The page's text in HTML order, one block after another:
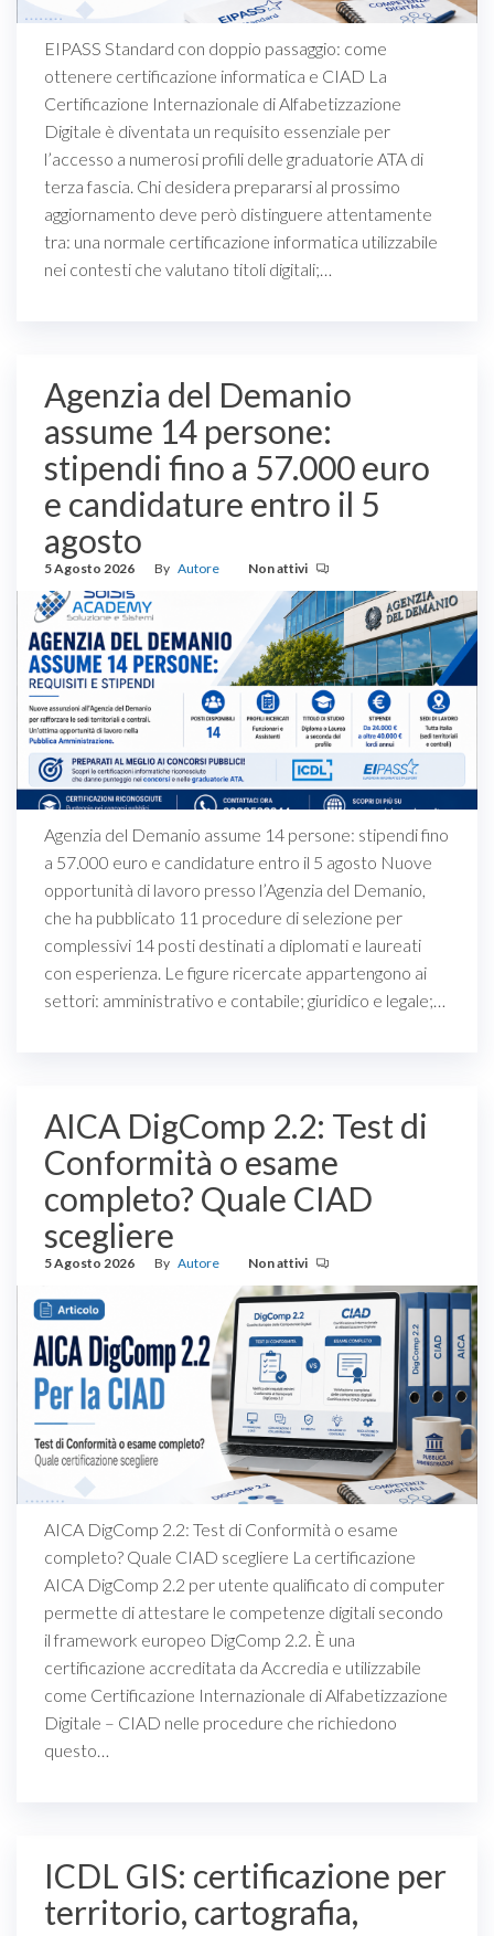
EIPASS Standard con doppio passaggio: come
ottenere certificazione informatica e CIAD La
Certificazione Internazionale di Alfabetizzazione
Digitale è diventata un requisito essenziale per
l’accesso a numerosi profili delle graduatorie ATA di
terza fascia. Chi desidera prepararsi al prossimo
aggiornamento deve però distinguere attentamente
tra: una normale certificazione informatica utilizzabile
nei contesti che valutano titoli digitali;…
Agenzia del Demanio
assume 14 persone:
stipendi fino a 57.000 euro
e candidature entro il 5
agosto
5 Agosto 2026 By Autore Non attivi
Agenzia del Demanio assume 14 persone: stipendi fino
a 57.000 euro e candidature entro il 5 agosto Nuove
opportunità di lavoro presso l’Agenzia del Demanio,
che ha pubblicato 11 procedure di selezione per
complessivi 14 posti destinati a diplomati e laureati
con esperienza. Le figure ricercate appartengono ai
settori: amministrativo e contabile; giuridico e legale;…
AICA DigComp 2.2: Test di
Conformità o esame
completo? Quale CIAD
scegliere
5 Agosto 2026 By Autore Non attivi
AICA DigComp 2.2: Test di Conformità o esame
completo? Quale CIAD scegliere La certificazione
AICA DigComp 2.2 per utente qualificato di computer
permette di attestare le competenze digitali secondo
il framework europeo DigComp 2.2. È una
certificazione accreditata da Accredia e utilizzabile
come Certificazione Internazionale di Alfabetizzazione
Digitale – CIAD nelle procedure che richiedono
questo…
ICDL GIS: certificazione per
territorio, cartografia,